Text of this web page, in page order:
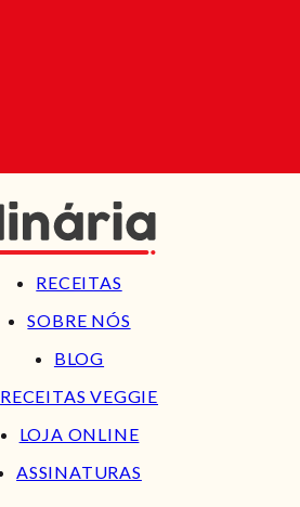
RECEITAS
SOBRE NÓS
BLOG
RECEITAS VEGGIE
LOJA ONLINE
ASSINATURAS